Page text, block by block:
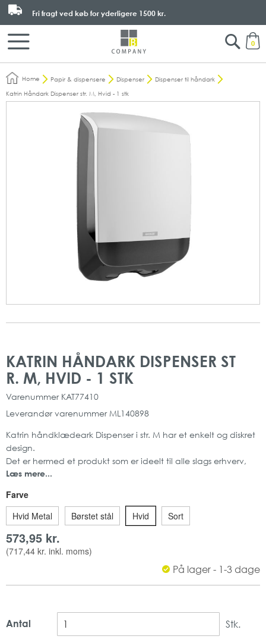
0
Fri fragt ved køb for yderligere 1500 kr.
Search
Home Papir & dispensere Dispenser
Dispenser til håndark
Katrin Håndark Dispenser str. M, Hvid - 1 stk
KATRIN HÅNDARK DISPENSER ST
R. M, HVID - 1 STK
Varenummer KAT77410
Leverandør varenummer ML140898
Katrin håndklædeark Dispenser i str. M har et enkelt og diskret
design.
Det er hermed et produkt som er ideelt til alle slags erhverv,
da det passer ind de fleste steder.
at formindske spild og samtidig øge funktionaliteten og
effektiviteten af produktet.
Passer godt til mærkets egne papirtyper.
Produktet fåes både i farven sort og hvid.
Hvid
Læs mere...
Farve
Hvid Metal
Børstet stål Hvid Sort
573,95 kr.
(717,44 kr. inkl. moms)
På lager - 1-3 dage
Antal Stk.
slutningen
af
billedgalleriet
starten
af
billedgalleriet